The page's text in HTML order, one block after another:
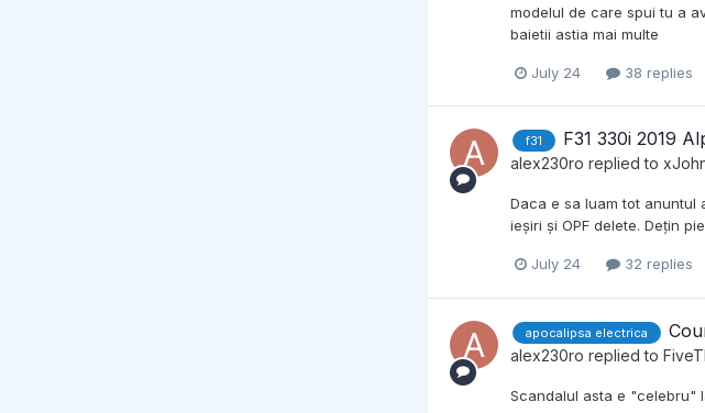
modelul de care spui tu a
baietii astia mai multe
July 24 38 replies
f31 F31 330i 2019
alex230ro replied to
Daca e sa luam tot anuntul
ieșiri și OPF delete. Dețin
July 24 32 replies
apocalipsa electrica
alex230ro replied to
Scandalul asta e "celebru"